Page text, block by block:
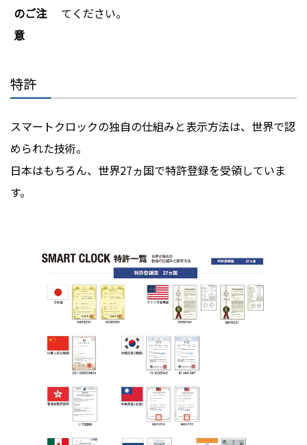
のご注
意
てください。
特許
スマートクロックの独自の仕組みと表示方法は、世界で認
められた技術。
日本はもちろん、世界27ヵ国で特許登録を受領していま
す。